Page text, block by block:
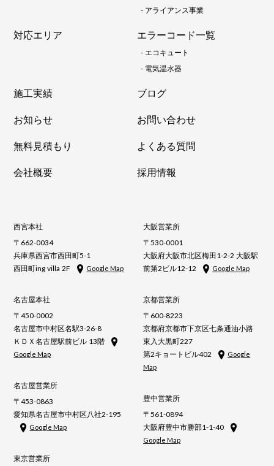
- アライアンス事業
対応エリア エラーコード一覧
-エコキュート
- 電気温水器
施工実績
ブログ
お知らせ
お問い合わせ
無料見積もり
よくある質問
会社概要
採用情報
西宮本社
〒662-0034
兵庫県西宮市西田町5-1
西田町ing villa 2F
Google Map
名古屋本社
〒450-0002
名古屋市中村区名駅3-26-8
ＫＤＸ名古屋駅前ビル 13階
Google Map
名古屋営業所
〒453-0863
愛知県名古屋市中村区八社2-195
Google Map
東京営業所
大阪営業所
〒530-0001
大阪府大阪市北区梅田1-2-2 大阪駅
前第2ビル12-12
Google Map
京都営業所
〒600-8223
京都府京都市下京区七条通油小路
東入大黒町227
第2キョートビル402
Google
Map
豊中営業所
〒561-0894
大阪府豊中市勝部1-1-40
Google Map